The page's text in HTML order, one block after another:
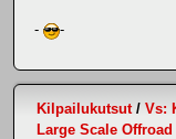
- -
Kilpailukutsut/ Vs:
Large Scale